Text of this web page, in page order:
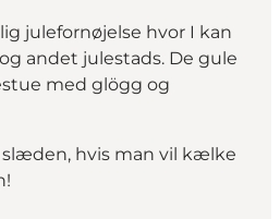
julefornøjelse hvor I kan
andet julestads. De gule
med glögg og
slæden, hvis man vil kælke